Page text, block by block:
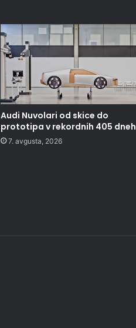
Audi Nuvolari od skice do
prototipa v rekordnih 405 dneh
7. avgusta, 2026